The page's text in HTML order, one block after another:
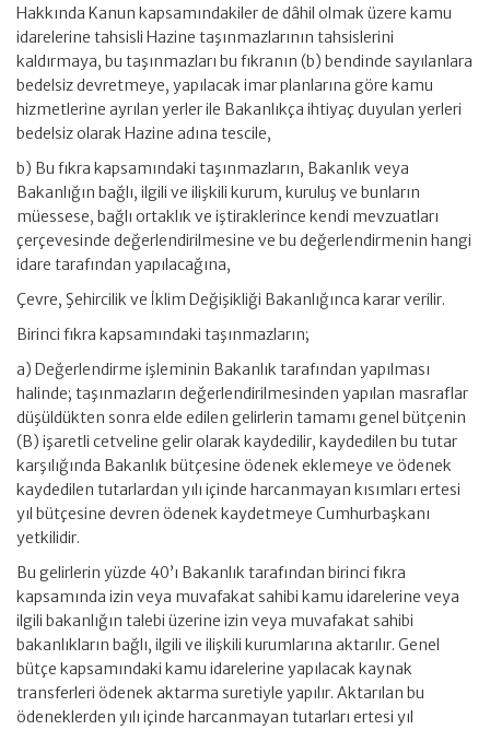
Hakkında Kanun kapsamındakiler de dâhil olmak üzere kamu
idarelerine tahsisli Hazine taşınmazlarının tahsislerini
kaldırmaya, bu taşınmazları bu fıkranın (b) bendinde sayılanlara
bedelsiz devretmeye, yapılacak imar planlarına göre kamu
hizmetlerine ayrılan yerler ile Bakanlıkça ihtiyaç duyulan yerleri
bedelsiz olarak Hazine adına tescile,
b) Bu fıkra kapsamındaki taşınmazların, Bakanlık veya
Bakanlığın bağlı, ilgili ve ilişkili kurum, kuruluş ve bunların
müessese, bağlı ortaklık ve iştiraklerince kendi mevzuatları
çerçevesinde değerlendirilmesine ve bu değerlendirmenin hangi
idare tarafından yapılacağına,
Çevre, Şehircilik ve İklim Değişikliği Bakanlığınca karar verilir.
Birinci fıkra kapsamındaki taşınmazların;
a) Değerlendirme işleminin Bakanlık tarafından yapılması
halinde; taşınmazların değerlendirilmesinden yapılan masraflar
düşüldükten sonra elde edilen gelirlerin tamamı genel bütçenin
(B) işaretli cetveline gelir olarak kaydedilir, kaydedilen bu tutar
karşılığında Bakanlık bütçesine ödenek eklemeye ve ödenek
kaydedilen tutarlardan yılı içinde harcanmayan kısımları ertesi
yıl bütçesine devren ödenek kaydetmeye Cumhurbaşkanı
yetkilidir.
Bu gelirlerin yüzde 40’ı Bakanlık tarafından birinci fıkra
kapsamında izin veya muvafakat sahibi kamu idarelerine veya
ilgili bakanlığın talebi üzerine izin veya muvafakat sahibi
bakanlıkların bağlı, ilgili ve ilişkili kurumlarına aktarılır. Genel
bütçe kapsamındaki kamu idarelerine yapılacak kaynak
transferleri ödenek aktarma suretiyle yapılır. Aktarılan bu
ödeneklerden yılı içinde harcanmayan tutarları ertesi yıl